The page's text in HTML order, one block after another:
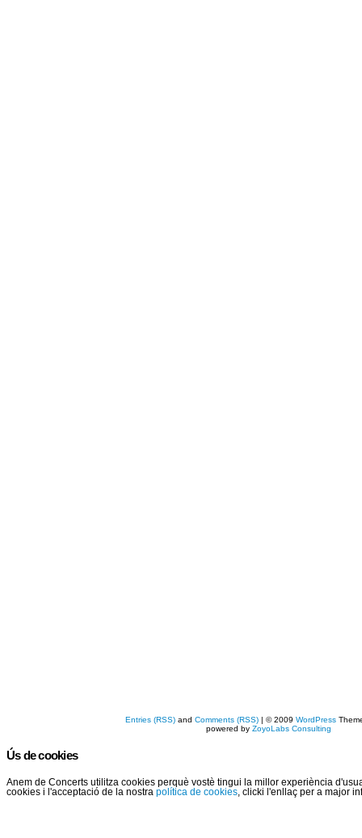
Entries (RSS) andComments (RSS) | © 2009WordPress
powered byZoyoLabs Consulting
Ús de cookies
Anem de Concerts utilitza cookies perquè vostè tingui la millor experiència
cookies i l'acceptació de la nostra política de cookies , clicki l'enllaç per a major